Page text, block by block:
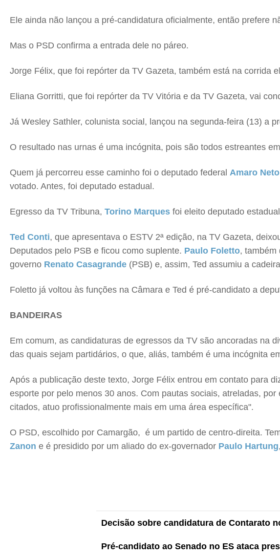
Ele ainda não lançou a pré-candidatura oficialmente, então prefere
Mas o PSD confirma a entrada dele no páreo.
Jorge Félix, que foi repórter da TV Gazeta, também está na corrida
Eliana Gorritti, que foi repórter da TV Vitória e da TV Gazeta, vai
Já Wesley Sathler, colunista social, lançou na segunda-feira (13) a
O resultado nas urnas é uma incógnita, pois são todos estreantes
Quem já percorreu esse caminho foi o deputado federal Amaro Neto
votado. Antes, foi deputado estadual.
Egresso da TV Tribuna, Torino Marques foi eleito deputado
Ted Conti, que apresentava o ESTV 2ª edição, na TV Gazeta,
Deputados pelo PSB e ficou como suplente. Paulo Foletto, também
governo Renato Casagrande (PSB) e, assim, Ted assumiu a
Foletto já voltou às funções na Câmara e Ted é pré-candidato a
BANDEIRAS
Em comum, as candidaturas de egressos da TV são ancoradas na
das quais sejam partidários, o que, aliás, também é uma incógnita
Após a publicação deste texto, Jorge Félix entrou em contato para
esporte por pelo menos 30 anos. Com pautas sociais, atreladas,
citados, atuo profissionalmente mais em uma área específica".
O PSD, escolhido por Camargão, é um partido de centro-direita.
Zanon e é presidido por um aliado do ex-governador Paulo Hartung
Decisão sobre candidatura de Contarato
Pré-candidato ao Senado no ES ataca